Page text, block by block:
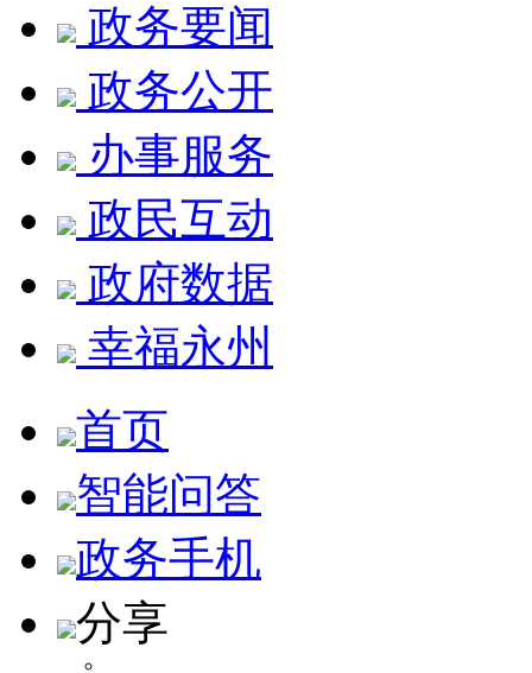
政务要闻
政务公开
办事服务
政民互动
政府数据
幸福永州
首页
智能问答
政务手机
分享